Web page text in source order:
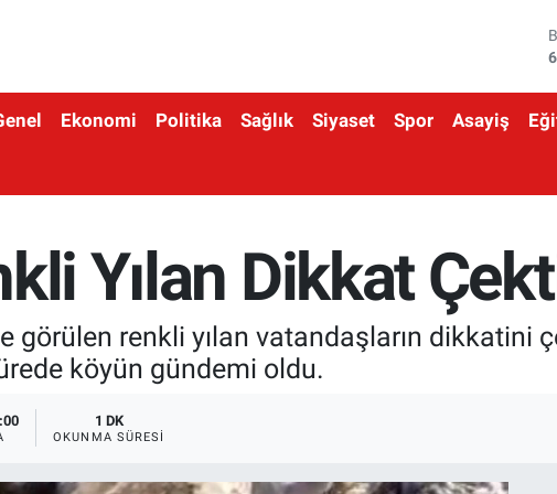
Ekonomi Politika Sağlık Siyaset Spor Asayiş
Yılan Dikkat
görülen renkli yılan vatandaşların dikkatini
köyün gündemi oldu.
1 DK
OKUNMA SÜRESI